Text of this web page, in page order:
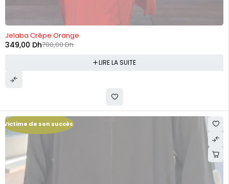
RUPTURE DE STOCK
Jelaba Crêpe Orange
700,00Dh
349,00 Dh
LIRE LA SUITE
Victime de son succès